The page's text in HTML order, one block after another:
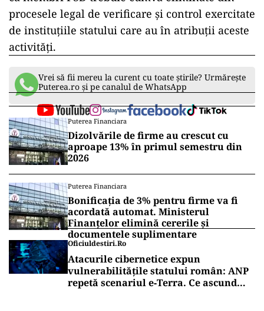
procesele legal de verificare și control exercitate
de instituțiile statului care au în atribuții aceste
activități.
Vrei să fii mereu la curent cu toate știrile? Urmărește
Puterea.ro și pe canalul de WhatsApp
Puterea Financiara
Dizolvările de firme au crescut cu
aproape 13% în primul semestru din
2026
Puterea Financiara
Bonificația de 3% pentru firme va fi
acordată automat. Ministerul
Finanțelor elimină cererile și
documentele suplimentare
Oficiuldestiri.ro
Atacurile cibernetice expun
vulnerabilitățile statului român: ANP
repetă scenariul e‑Terra. Ce ascund